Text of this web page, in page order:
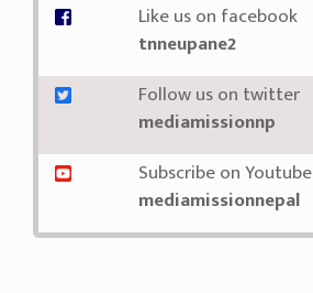
Like us on facebook
tnneupane2
Follow us on twitter
mediamissionnp
Subscribe on Youtube
mediamissionnepal